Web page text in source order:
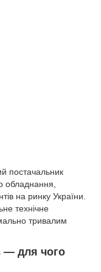
постачальник
обладнання,
на ринку України.
технічне
тривалим
— для чого